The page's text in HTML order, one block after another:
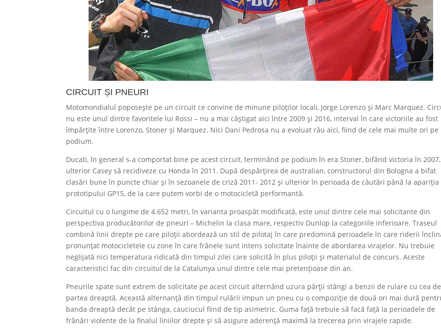
CIRCUIT ȘI PNEURI
Motomondialul poposește pe un circuit ce convine de minune piloților locali, Jorge Lorenzo și Marc Marquez.
nu este unul dintre favoritele lui Rossi – nu a mai câștigat aici între 2009 și 2016, interval în care victoriile au fost
împărțite între Lorenzo, Stoner și Marquez. Nici Dani Pedrosa nu a evoluat rău aici, fiind de cele mai multe ori pe
podium.
Ducati, în general s-a comportat bine pe acest circuit, terminând pe podium în era Stoner, bifând victoria în
ulterior Casey să recidiveze cu Honda în 2011. După despărțirea de australian, constructorul din Bologna a bifat
clasări bune în puncte chiar și în sezoanele de criză 2011- 2012 și ulterior în perioada de căutări până la apariția
prototipului GP15, de la care putem vorbi de o motocicletă performantă.
Circuitul cu o lungime de 4.652 metri, în varianta proaspăt modificată, este unul dintre cele mai solicitante din
perspectiva producătorilor de pneuri – Michelin la clasa mare, respectiv Dunlop la categoriile inferioare. Traseul
combină linii drepte pe care piloții abordează un stil de pilotaj în care predomină perioadele în care riderii
pronunțat motocicletele cu zone în care frânele sunt intens solicitate înainte de abordarea virajelor. Nu trebuie
neglijată nici temperatura ridicată din timpul zilei care solicită în plus piloții și materialul de concurs. Aceste
caracteristici fac din circuitul de la Catalunya unul dintre cele mai pretențioase din an.
Pneurile spate sunt extrem de solicitate pe acest circuit alternând uzura părții stângi a benzii de rulare cu cea
partea dreaptă. Această alternanță din timpul rulării impun un pneu cu o compoziție de două ori mai dură
banda dreaptă decât pe stânga, cauciucul fiind de tip asimetric. Guma față trebuie să facă față la perioadele de
frânări violente de la finalul liniilor drepte și să asigure aderență maximă la trecerea prin virajele rapide.